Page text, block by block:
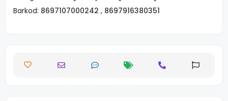
Barkod: 8697107000242 , 8697916380351